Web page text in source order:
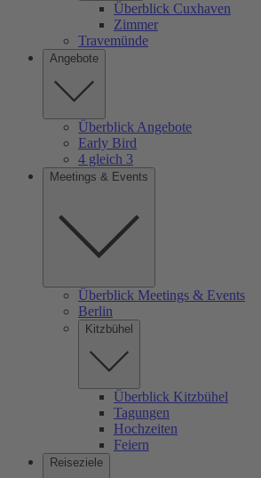
Überblick Cuxhaven
Zimmer
Travemünde
Angebote
Überblick Angebote
Early Bird
4 gleich 3
Meetings & Events
Überblick Meetings & Events
Berlin
Kitzbühel
Überblick Kitzbühel
Tagungen
Hochzeiten
Feiern
Reiseziele